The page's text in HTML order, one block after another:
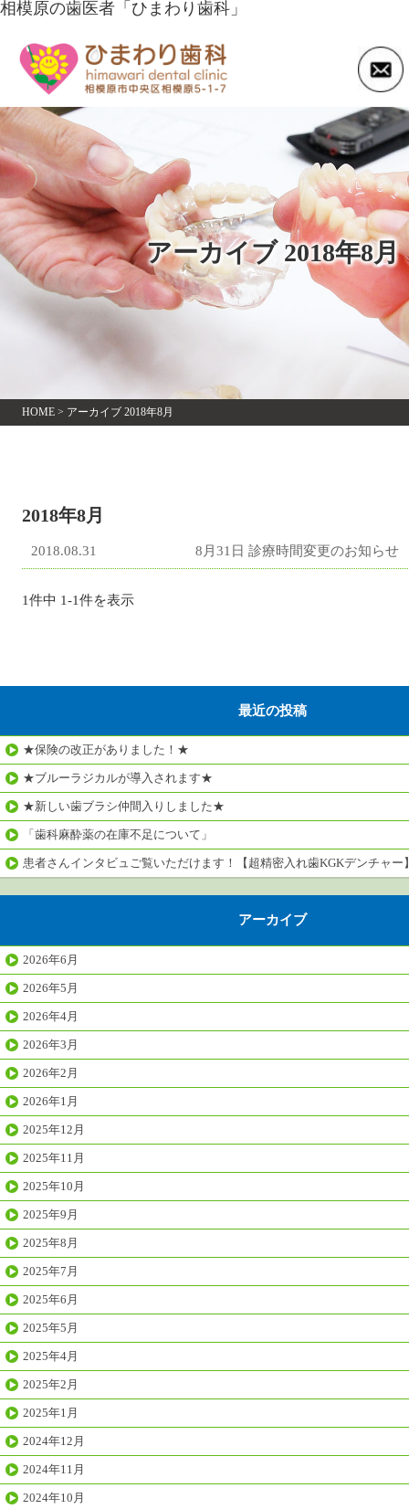
相模原の歯医者「ひまわり歯科」
アーカイブ 2018年8月
HOME> アーカイブ 2018年8月
2018年8月
2018.08.31 8月31日 診療時間変更のお知らせ
1件中 1-1件を表示
最近の投稿
★保険の改正がありました！★
★ブルーラジカルが導入されます★
★新しい歯ブラシ仲間入りしました★
「歯科麻酔薬の在庫不足について」
患者さんインタビュご覧いただけます！【超精密入れ歯KGKデンチャー
アーカイブ
2026年6月
2026年5月
2026年4月
2026年3月
2026年2月
2026年1月
2025年12月
2025年11月
2025年10月
2025年9月
2025年8月
2025年7月
2025年6月
2025年5月
2025年4月
2025年2月
2025年1月
2024年12月
2024年11月
2024年10月